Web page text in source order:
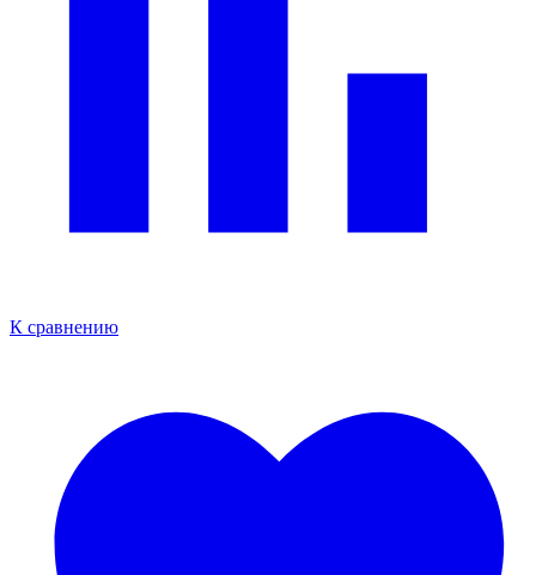
К сравнению